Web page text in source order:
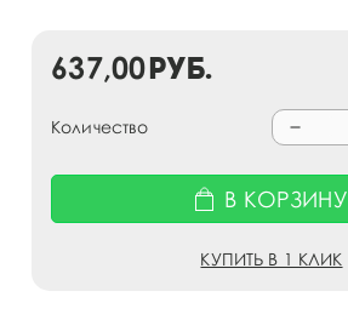
637,00руб.
Количество
В КОРЗИНУ
КУПИТЬ В 1 КЛИК